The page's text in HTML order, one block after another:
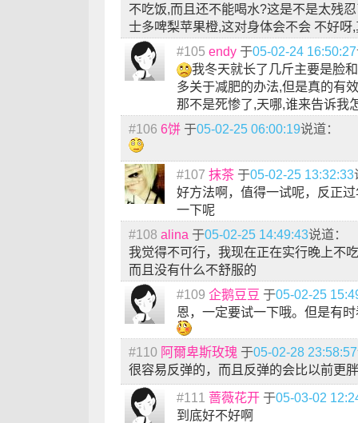
不吃饭,而且还不能喝水?这是不是太残
士多啤梨苹果橙,这对身体会不会 不好呀
#105 endy 于05-02-24 16:50:27
我冬天就长了几斤主要是脸
多关于减肥的办法,但是真的有
那不是死惨了,天哪,谁来告诉我
#106 6饼 于05-02-25 06:00:19说道：
#107 抹茶 于05-02-25 13:32:33
好方法啊，值得一试呢，反正
一下呢
#108 alina 于05-02-25 14:49:43说道：
我觉得不可行，我现在正在实行晚上不
而且没有什么不舒服的
#109 企鹅豆豆 于05-02-25
恩，一定要试一下哦。但是有
#110 阿爾卑斯玫瑰 于05-02-28 23:58:57
很容易反弹的，而且反弹的会比以前更
#111 蔷薇花开 于05-03-02
到底好不好啊